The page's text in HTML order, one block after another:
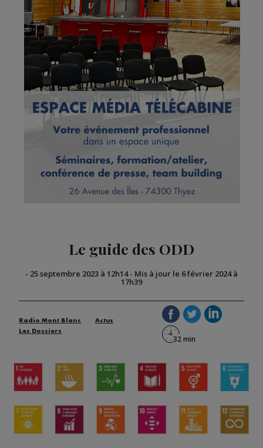
Le guide des ODD
- 25 septembre 2023 à 12h14- Mis à jour le 6 février 2024 à
17h39
Radio Mont Blanc
Actus
Les Dossiers